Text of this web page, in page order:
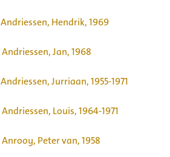
Andriessen, Hendrik, 1969
Andriessen, Jan, 1968
Andriessen, Jurriaan, 1955-1971
Andriessen, Louis, 1964-1971
Anrooy, Peter van, 1958